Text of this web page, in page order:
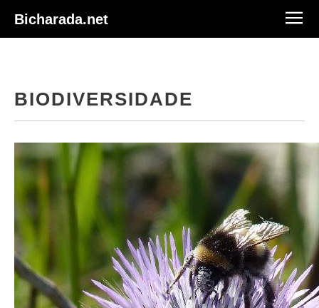
Bicharada.net
BIODIVERSIDADE